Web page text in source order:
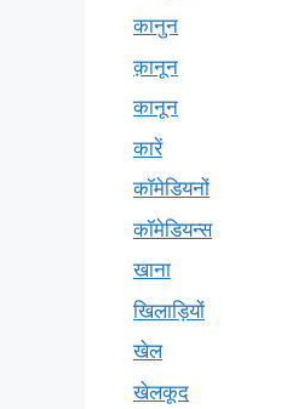
कानुन
क़ानून
कानून
कारें
कॉमेडियनों
कॉमेडियन्स
खाना
खिलाड़ियों
खेल
खेलकूद